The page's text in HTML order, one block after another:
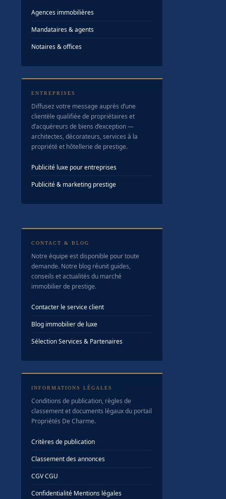
Agences immobilières
Mandataires & agents
Notaires & offices
ENTREPRISES
Diffusez votre message auprès d’une
clientèle qualifiée de propriétaires et
d’acquéreurs de biens d’exception —
architectes, décorateurs, services à la
propriété et hôtellerie de prestige.
Publicité luxe pour entreprises
Publicité & marketing prestige
CONTACT & BLOG
Notre équipe est disponible pour toute
demande. Notre blog réunit guides,
conseils et actualités du marché
immobilier de prestige.
Contacter le service client
Blog immobilier de luxe
Sélection Services & Partenaires
INFORMATIONS LÉGALES
Conditions de publication, règles de
classement et documents légaux du portail
Propriétés De Charme.
Critères de publication
Classement des annonces
CGV·CGU
Confidentialité·Mentions légales